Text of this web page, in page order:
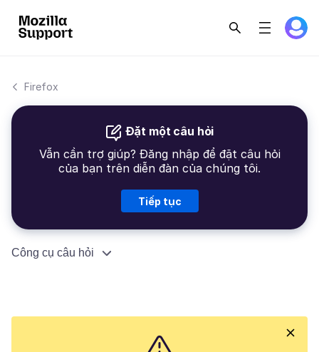
Firefox
Đặt một câu hỏi
Vẫn cần trợ giúp? Đăng nhập để đặt câu hỏi
của bạn trên diễn đàn của chúng tôi.
Tiếp tục
Công cụ câu hỏi